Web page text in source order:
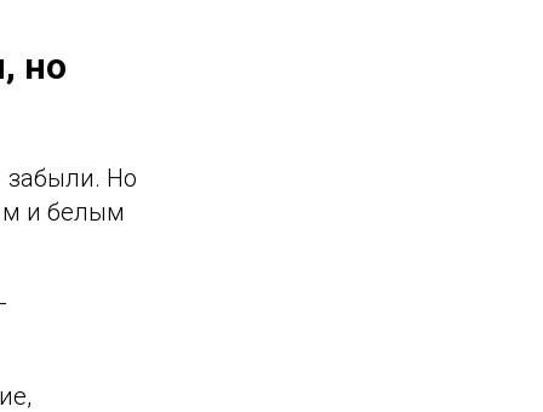
но
забыли. Но
и белым